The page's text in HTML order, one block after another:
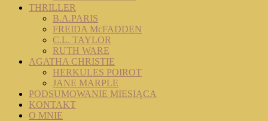
THRILLER
B.A.PARIS
FREIDA McFADDEN
C.L. TAYLOR
RUTH WARE
AGATHA CHRISTIE
HERKULES POIROT
JANE MARPLE
PODSUMOWANIE MIESIĄCA
KONTAKT
O MNIE